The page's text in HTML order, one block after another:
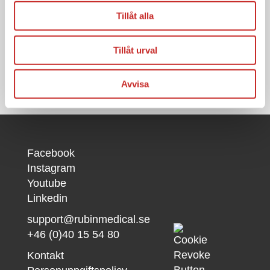
Tillåt alla
Tillåt urval
Avvisa
ner här
Facebook
Instagram
Youtube
Linkedin
support@rubinmedical.se
+46 (0)40 15 54 80
Kontakt